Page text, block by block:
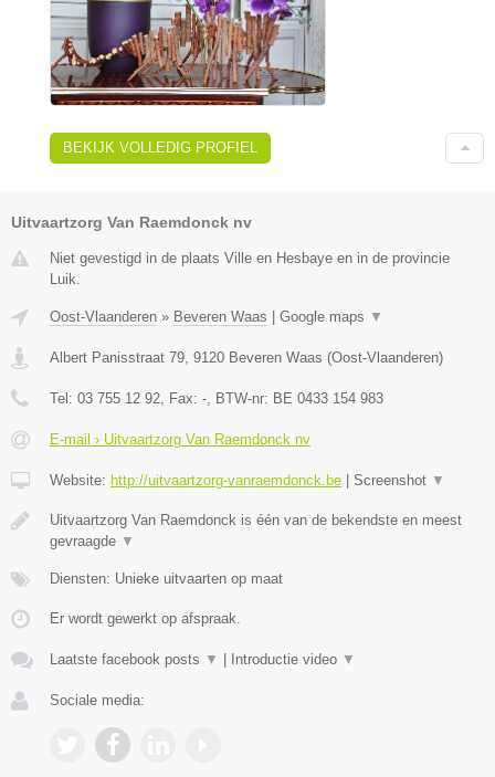
BEKIJK VOLLEDIG PROFIEL
Uitvaartzorg Van Raemdonck nv
Niet gevestigd in de plaats Ville en Hesbaye en in de provincie
Luik.
Oost-Vlaanderen » Beveren Waas Google maps ▼
Albert Panisstraat 79 9120 Beveren Waas (Oost-Vlaanderen)
Tel: 03 755 12 92 , Fax: - , BTW-nr: BE 0433 154 983
E-mail › Uitvaartzorg Van Raemdonck nv
Website: http://uitvaartzorg-vanraemdonck.be Screenshot ▼
Uitvaartzorg Van Raemdonck is één van de bekendste en meest
gevraagde ▼
Diensten: Unieke uitvaarten op maat
Er wordt gewerkt op afspraak.
Laatste facebook posts ▼ Introductie video ▼
Sociale media: